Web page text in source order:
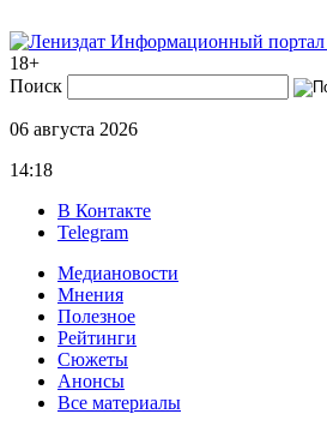
Информационный портал
18+
Поиск
06 августа 2026
14:18
В Контакте
Telegram
Медиановости
Мнения
Полезное
Рейтинги
Сюжеты
Анонсы
Все материалы